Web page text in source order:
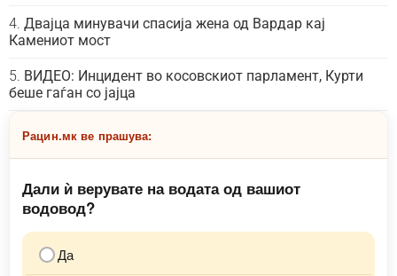
Двајца минувачи спасија жена од Вардар кај
Камениот мост
ВИДЕО: Инцидент во косовскиот парламент, Курти
беше гаѓан со јајца
Рацин.мк ве прашува:
Дали ѝ верувате на водата од вашиот
водовод?
Да